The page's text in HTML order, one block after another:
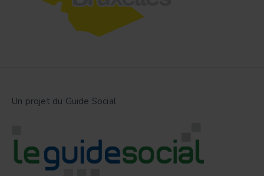
Un projet du Guide Social